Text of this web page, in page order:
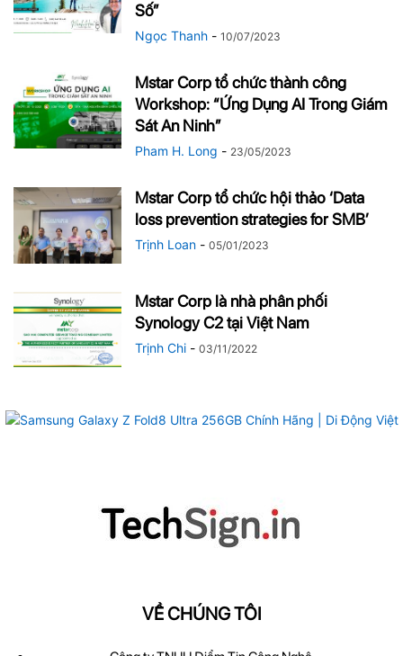
Số”
Ngọc Thanh - 10/07/2023
Mstar Corp tổ chức thành công
Workshop: “Ứng Dụng AI Trong Giám
Sát An Ninh”
Pham H. Long - 23/05/2023
Mstar Corp tổ chức hội thảo ‘Data
loss prevention strategies for SMB’
Trịnh Loan - 05/01/2023
Mstar Corp là nhà phân phối
Synology C2 tại Việt Nam
Trịnh Chi - 03/11/2022
VỀ CHÚNG TÔI